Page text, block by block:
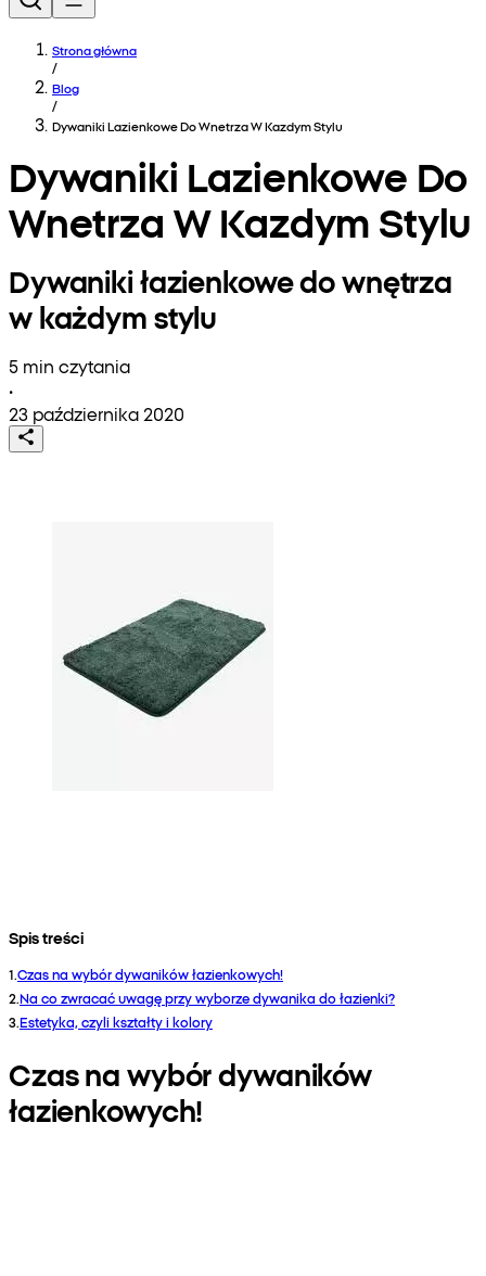
Strona główna
/
Blog
/
Dywaniki Lazienkowe Do Wnetrza W Kazdym Stylu
Dywaniki Lazienkowe Do
Wnetrza W Kazdym Stylu
Dywaniki łazienkowe do wnętrza
w każdym stylu
5 min czytania
•
23 października 2020
Spis treści
1.Czas na wybór dywaników łazienkowych!
2.Na co zwracać uwagę przy wyborze dywanika do łazienki?
3.Estetyka, czyli kształty i kolory
Czas na wybór dywaników
łazienkowych!